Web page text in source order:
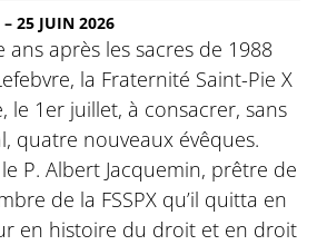
– 25 JUIN 2026
ans après les sacres de 1988
la Fraternité Saint-Pie X
le 1er juillet, à consacrer, sans
quatre nouveaux évêques.
P. Albert Jacquemin, prêtre de
de la FSSPX qu’il quitta en
en histoire du droit et en droit